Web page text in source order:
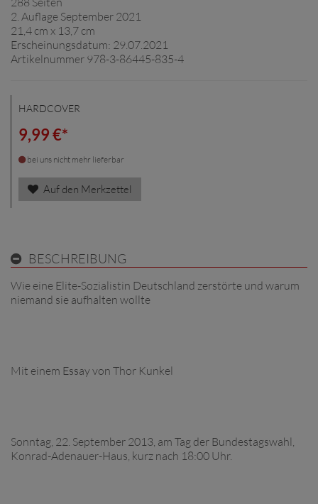
2. Auflage September 2021
21,4 cm x 13,7 cm
Erscheinungsdatum: 29.07.2021
Artikelnummer 978-3-86445-835-4
HARDCOVER
9,99 €*
bei uns nicht mehr lieferbar
Auf den Merkzettel
BESCHREIBUNG
Wie eine Elite-Sozialistin Deutschland zerstörte und warum
niemand sie aufhalten wollte
Mit einem Essay von Thor Kunkel
Sonntag, 22. September 2013, am Tag der Bundestagswahl,
Konrad-Adenauer-Haus, kurz nach 18:00 Uhr.